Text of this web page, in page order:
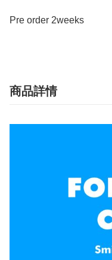
Pre order 2weeks
商品詳情